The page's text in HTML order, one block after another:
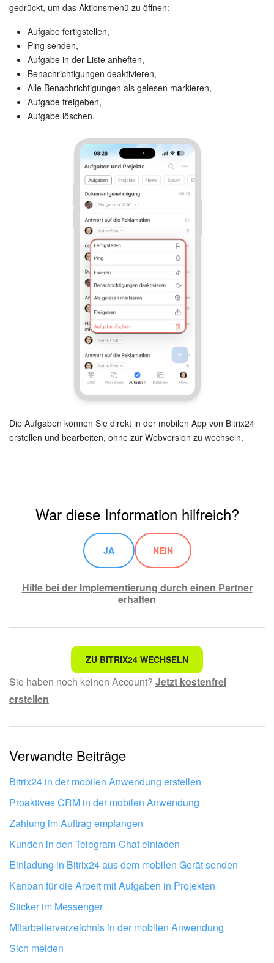
gedrückt, um das Aktionsmenü zu öffnen:
Aufgabe fertigstellen,
Ping senden,
Aufgabe in der Liste anheften,
Benachrichtigungen deaktivieren,
Alle Benachrichtigungen als gelesen markieren,
Aufgabe freigeben,
Aufgabe löschen.
Die Aufgaben können Sie direkt in der mobilen App von Bitrix24
erstellen und bearbeiten, ohne zur Webversion zu wechseln.
War diese Information hilfreich?
JA NEIN
Hilfe bei der Implementierung durch einen Partner
erhalten
Nicht das, wonach ich suche.
Kompliziert und unverständlich formuliert.
Mir gefällt nicht, wie das Tool funktioniert.
ZU BITRIX24 WECHSELN
Sie haben noch keinen Account? Jetzt kostenfrei
erstellen
Verwandte Beiträge
Bitrix24 in der mobilen Anwendung erstellen
Proaktives CRM in der mobilen Anwendung
Zahlung im Auftrag empfangen
Kunden in den Telegram-Chat einladen
Einladung in Bitrix24 aus dem mobilen Gerät senden
Kanban für die Arbeit mit Aufgaben in Projekten
Sticker im Messenger
Mitarbeiterverzeichnis in der mobilen Anwendung
Sich melden